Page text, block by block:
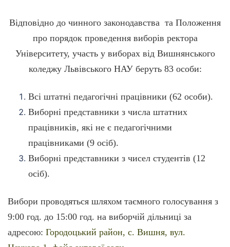
Відповідно до чинного законодавства та Положення
про порядок проведення виборів ректора
Університету, участь у виборах від Вишнянського
коледжу Львівського НАУ беруть 83 особи:
Всі штатні педагогічні працівники (62 особи).
Виборні представники з числа штатних
працівників, які не є педагогічними
працівниками (9 осіб).
Виборні представники з чисел студентів (12
осіб).
Вибори проводяться шляхом таємного голосування з
9:00 год. до 15:00 год. на виборчій дільниці за
адресою: Городоцький район, с. Вишня, вул.